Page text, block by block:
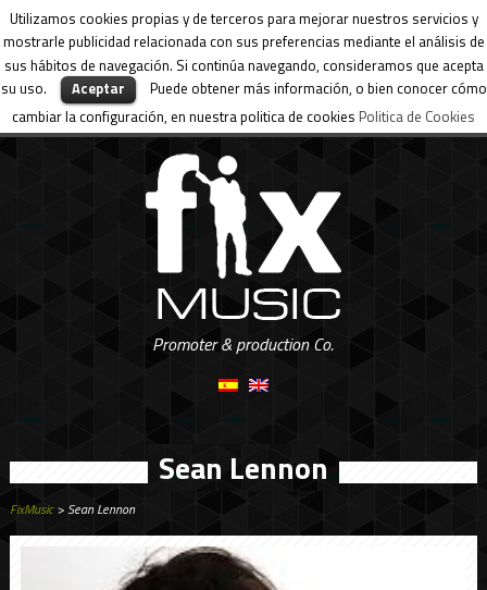
Utilizamos cookies propias y de terceros para mejorar nuestros servicios y
mostrarle publicidad relacionada con sus preferencias mediante el análisis de
sus hábitos de navegación. Si continúa navegando, consideramos que acepta
su uso.
Aceptar
Puede obtener más información, o bien conocer cómo
cambiar la configuración, en nuestra politica de cookies Politica de Cookies
Promoter & production Co.
Sean Lennon
FixMusic> Sean Lennon